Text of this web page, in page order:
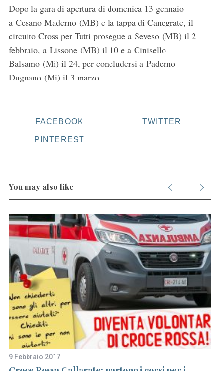
Dopo la gara di apertura di domenica 13 gennaio
a Cesano Maderno (MB) e la tappa di Canegrate, il
circuito Cross per Tutti prosegue a Seveso (MB) il 2
febbraio, a Lissone (MB) il 10 e a Cinisello
Balsamo (Mi) il 24, per concludersi a Paderno
Dugnano (Mi) il 3 marzo.
FACEBOOK TWITTER
PINTEREST
You may also like
9 Febbraio 2017
a
r
h
f
o
r
: